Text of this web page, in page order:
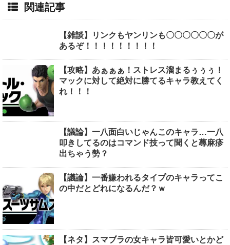
関連記事
【雑談】リンクもヤンリンも〇〇〇〇〇〇が
あるぞ！！！！！！！！！
【攻略】あぁぁぁ！ストレス溜まるぅぅぅ！
マックに対して絶対に勝てるキャラ教えてく
れ！！！
【議論】一八面白いじゃんこのキャラ…一八
叩きしてるのはコマンド技って聞くと蕁麻疹
出ちゃう勢？
【議論】一番嫌われるタイプのキャラってこ
の中だとどれになるんだ？ｗ
【ネタ】スマブラの女キャラ皆可愛いとかど